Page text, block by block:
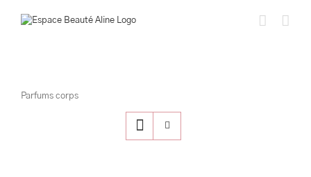
Parfums corps